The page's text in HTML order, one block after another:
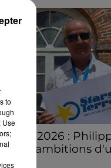
2026 :
les ambitions
semaines de la
to
Use